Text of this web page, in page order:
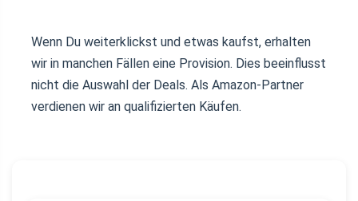
Wenn Du weiterklickst und etwas kaufst, erhalten
wir in manchen Fällen eine Provision. Dies beeinflusst
nicht die Auswahl der Deals. Als Amazon-Partner
verdienen wir an qualifizierten Käufen.